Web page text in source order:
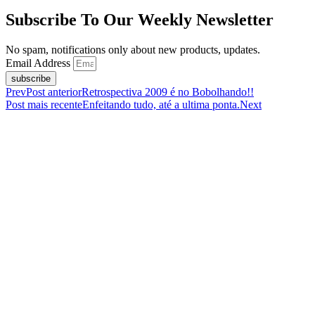
Subscribe To Our Weekly Newsletter
No spam, notifications only about new products, updates.
Email Address
subscribe
PrevPost anteriorRetrospectiva 2009 é no Bobolhando!!
Post mais recenteEnfeitando tudo, até a ultima ponta.Next